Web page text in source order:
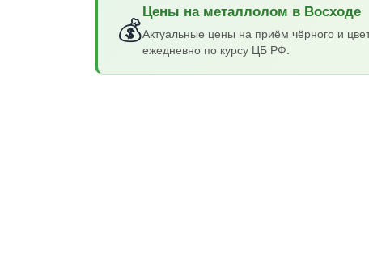
💰Цены на металлолом в Восходе
Актуальные цены на приём чёрного и
ежедневно по курсу ЦБ РФ.